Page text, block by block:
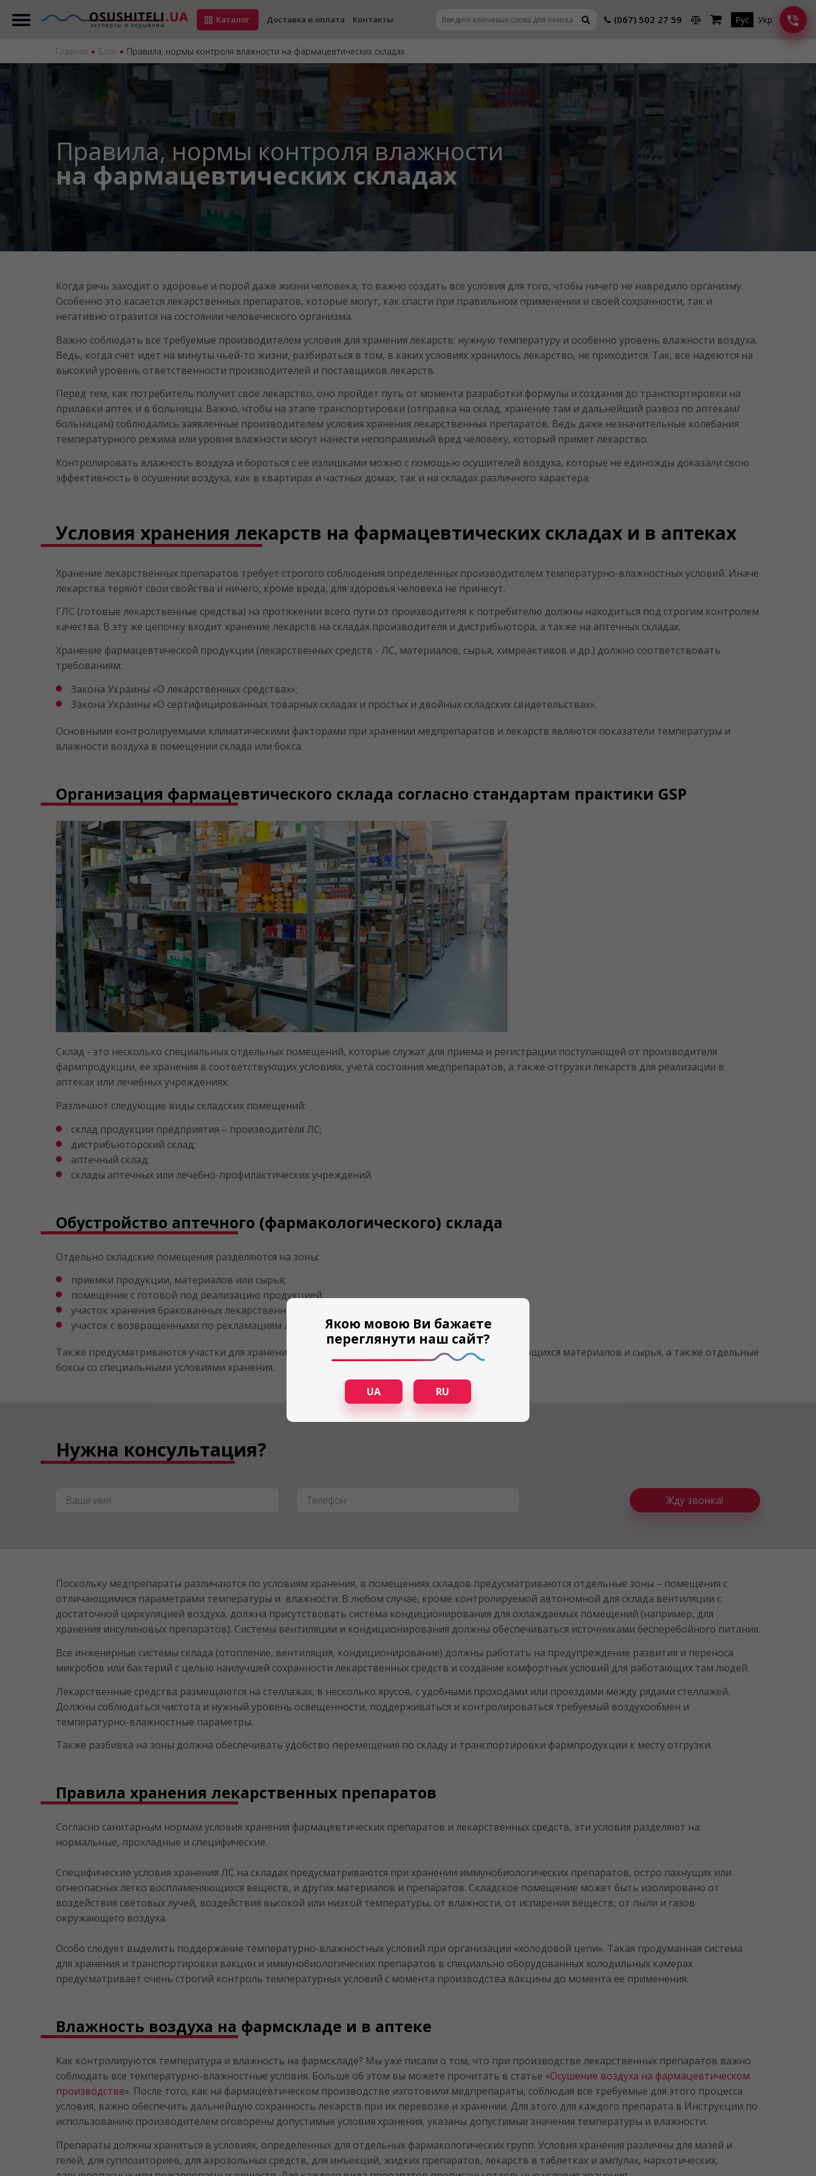
Каталог Доставка и оплата Контакты (067) 502 27 59 Рус Укр
Главная Блог Правила, нормы контроля влажности на фармацевтических складах
Правила, нормы контроля влажности
на фармацевтических складах
Когда речь заходит о здоровье и порой даже жизни человека, то важно создать все условия для того, чтобы ничего не навредило организму.
Особенно это касается лекарственных препаратов, которые могут, как спасти при правильном применении и своей сохранности, так и
негативно отразится на состоянии человеческого организма.
Важно соблюдать все требуемые производителем условия для хранения лекарств: нужную температуру и особенно уровень влажности воздуха.
Ведь, когда счет идет на минуты чьей-то жизни, разбираться в том, в каких условиях хранилось лекарство, не приходится. Так, все надеются на
высокий уровень ответственности производителей и поставщиков лекарств.
Перед тем, как потребитель получит свое лекарство, оно пройдет путь от момента разработки формулы и создания до транспортировки на
прилавки аптек и в больницы. Важно, чтобы на этапе транспортировки (отправка на склад, хранение там и дальнейший развоз по аптекам/
больницам) соблюдались заявленные производителем условия хранения лекарственных препаратов. Ведь даже незначительные колебания
температурного режима или уровня влажности могут нанести непоправимый вред человеку, который примет лекарство.
Контролировать влажность воздуха и бороться с ее излишками можно с помощью осушителей воздуха, которые не единожды доказали свою
эффективность в осушении воздуха, как в квартирах и частных домах, так и на складах различного характера.
Условия хранения лекарств на фармацевтических складах и в аптеках
Хранение лекарственных препаратов требует строгого соблюдения определенных производителем температурно-влажностных условий. Иначе
лекарства теряют свои свойства и ничего, кроме вреда, для здоровья человека не принесут.
ГЛС (готовые лекарственные средства) на протяжении всего пути от производителя к потребителю должны находиться под строгим контролем
качества. В эту же цепочку входит хранение лекарств на складах производителя и дистрибьютора, а также на аптечных складах.
Хранение фармацевтической продукции (лекарственных средств - ЛС, материалов, сырья, химреактивов и др.) должно соответствовать
требованиям:
Закона Украины «О лекарственных средствах»;
Закона Украины «О сертифицированных товарных складах и простых и двойных складских свидетельствах».
Основными контролируемыми климатическими факторами при хранении медпрепаратов и лекарств являются показатели температуры и
влажности воздуха в помещении склада или бокса.
Организация фармацевтического склада согласно стандартам практики GSP
Склад - это несколько специальных отдельных помещений, которые служат для приема и регистрации поступающей от производителя
фармпродукции, ее хранения в соответствующих условиях, учета состояния медпрепаратов, а также отгрузки лекарств для реализации в
аптеках или лечебных учреждениях.
Различают следующие виды складских помещений:
склад продукции предприятия – производителя ЛС;
дистрибьюторский склад;
аптечный склад;
склады аптечных или лечебно-профилактических учреждений.
Обустройство аптечного (фармакологического) склада
Отдельно складские помещения разделяются на зоны:
приемки продукции, материалов или сырья;
помещение с готовой под реализацию продукцией;
участок хранения бракованных лекарственных средств и отходов;
участок с возвращенными по рекламациям ЛС.
Также предусматриваются участки для хранения химреактивов, ядовитых или легковоспламеняющихся материалов и сырья, а также отдельные
боксы со специальными условиями хранения.
Нужна консультация?
Имя* Телефон * Жду звонка!
Поскольку медпрепараты различаются по условиям хранения, в помещениях складов предусматриваются отдельные зоны – помещения с
отличающимися параметрами температуры и влажности. В любом случае, кроме контролируемой автономной для склада вентиляции с
достаточной циркуляцией воздуха, должна присутствовать система кондиционирования для охлаждаемых помещений (например, для
хранения инсулиновых препаратов). Системы вентиляции и кондиционирования должны обеспечиваться источниками бесперебойного питания.
Все инженерные системы склада (отопление, вентиляция, кондиционирование) должны работать на предупреждение развития и переноса
микробов или бактерий с целью наилучшей сохранности лекарственных средств и создание комфортных условий для работающих там людей.
Лекарственные средства размещаются на стеллажах, в несколько ярусов, с удобными проходами или проездами между рядами стеллажей.
Должны соблюдаться чистота и нужный уровень освещенности, поддерживаться и контролироваться требуемый воздухообмен и
температурно-влажностные параметры.
Также разбивка на зоны должна обеспечивать удобство перемещения по складу и транспортировки фармпродукции к месту отгрузки.
Правила хранения лекарственных препаратов
Согласно санитарным нормам условия хранения фармацевтических препаратов и лекарственных средств, эти условия разделяют на:
нормальные, прохладные и специфические.
Специфические условия хранения ЛС на складах предусматриваются при хранении иммунобиологических препаратов, остро пахнущих или
огнеопасных легко воспламеняющихся веществ, и других материалов и препаратов. Складское помещение может быть изолировано от
воздействия световых лучей, воздействия высокой или низкой температуры, от влажности, от испарения веществ, от пыли и газов
окружающего воздуха.
Особо следует выделить поддержание температурно-влажностных условий при организации «холодовой цепи». Такая продуманная система
для хранения и транспортировки вакцин и иммунобиологических препаратов в специально оборудованных холодильных камерах
предусматривает очень строгий контроль температурных условий с момента производства вакцины до момента ее применения.
Влажность воздуха на фармскладе и в аптеке
Как контролируются температура и влажность на фармскладе? Мы уже писали о том, что при производстве лекарственных препаратов важно
соблюдать все температурно-влажностные условия. Больше об этом вы можете прочитать в статье «Осушение воздуха на фармацевтическом
производстве». После того, как на фармацевтическом производстве изготовили медпрепараты, соблюдая все требуемые для этого процесса
условия, важно обеспечить дальнейшую сохранность лекарств при их перевозке и хранении. Для этого для каждого препарата в Инструкции по
использованию производителем оговорены допустимые условия хранения, указаны допустимые значения температуры и влажности.
Препараты должны храниться в условиях, определенных для отдельных фармакологических групп. Условия хранения различны для мазей и
гелей, для суппозиториев, для аэрозольных средств, для инъекций, жидких препаратов, лекарств в таблетках и ампулах, наркотических,
Якою мовою Ви бажаєте
переглянути наш сайт?
UA RU